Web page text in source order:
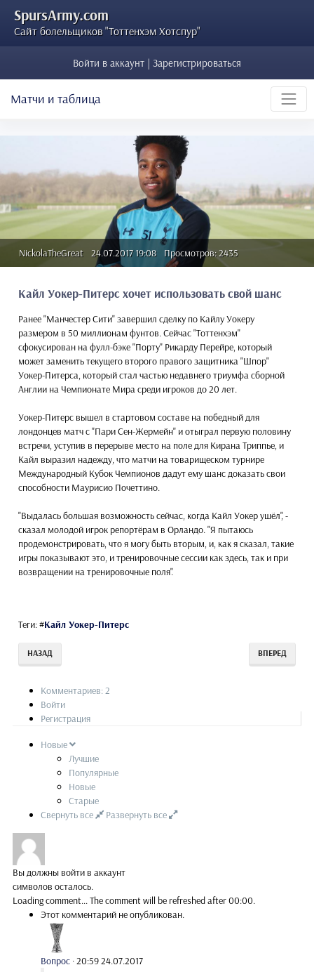
SpursArmy.com
Сайт болельщиков "Тоттенхэм Хотспур"
Войти в аккаунт | Зарегистрироваться
Матчи и таблица
NickolaTheGreat 24.07.2017 19:08 Просмотров: 2435
Кайл Уокер-Питерс хочет использовать свой шанс
Ранее "Манчестер Сити" завершил сделку по Кайлу Уокеру
размером в 50 миллионам фунтов. Сейчас "Тоттенхэм"
сфокусирован на фулл-бэке "Порту" Рикарду Перейре, который
может заменить текущего второго правого защитника "Шпор"
Уокер-Питерса, который стал частью недавнего триумфа сборной
Англии на Чемпионате Мира среди игроков до 20 лет.
Уокер-Питерс вышел в стартовом составе на победный для
лондонцев матч с "Пари Сен-Жермейн" и отыграл первую половину
встречи, уступив в перерыве место на поле для Кирана Триппье, и
Кайл выразил надежду, что матчи на товарищеском турнире
Международный Кубок Чемпионов дадут ему шанс доказать свои
способности Маурисио Почеттино.
"Выдалась большая возможность сейчас, когда Кайл Уокер ушёл", -
сказал молодой игрок репортёрам в Орландо. "Я пытаюсь
продемонстрировать, что я могу быть вторым, и, как я сказал, такие
игры показывают это, и тренировочные сессии как здесь, так и при
возвращении на тренировочные поля".
Теги:#Кайл Уокер-Питерс
НАЗАД ВПЕРЕД
Комментариев: 2
Войти
Регистрация
Новые
Лучшие
Популярные
Новые
Старые
Свернуть все
Развернуть все
Вы должны войти в аккаунт
символов осталось.
Loading comment...The comment will be refreshed after00:00.
Этот комментарий не опубликован.
Вопрос ·20:59 24.07.2017